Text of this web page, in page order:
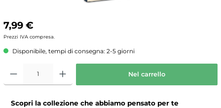
7,99 €
Prezzi IVA compresa.
Disponibile, tempi di consegna: 2-5 giorni
Nel carrello
Scopri la collezione che abbiamo pensato per te